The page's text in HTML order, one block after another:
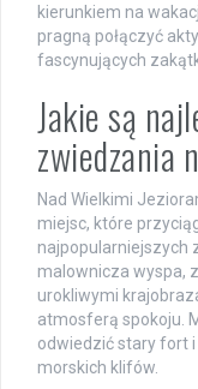
kierunkiem na
pragną połączyć
fascynujących
Jakie są
zwiedzania
Nad Wielkimi
miejsc, które
najpopularniejszych
malownicza wyspa,
urokliwymi
atmosferą spokoju.
odwiedzić stary fort
morskich klifów.